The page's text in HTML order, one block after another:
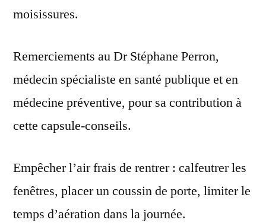
moisissures.
Remerciements au Dr Stéphane Perron,
médecin spécialiste en santé publique et en
médecine préventive, pour sa contribution à
cette capsule-conseils.
Empêcher l’air frais de rentrer : calfeutrer les
fenêtres, placer un coussin de porte, limiter le
temps d’aération dans la journée.